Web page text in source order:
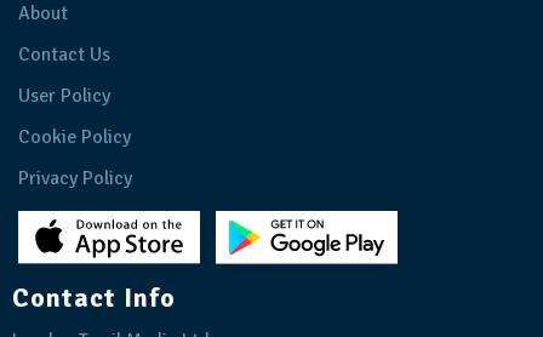
About
Contact Us
User Policy
Cookie Policy
Privacy Policy
Contact Info